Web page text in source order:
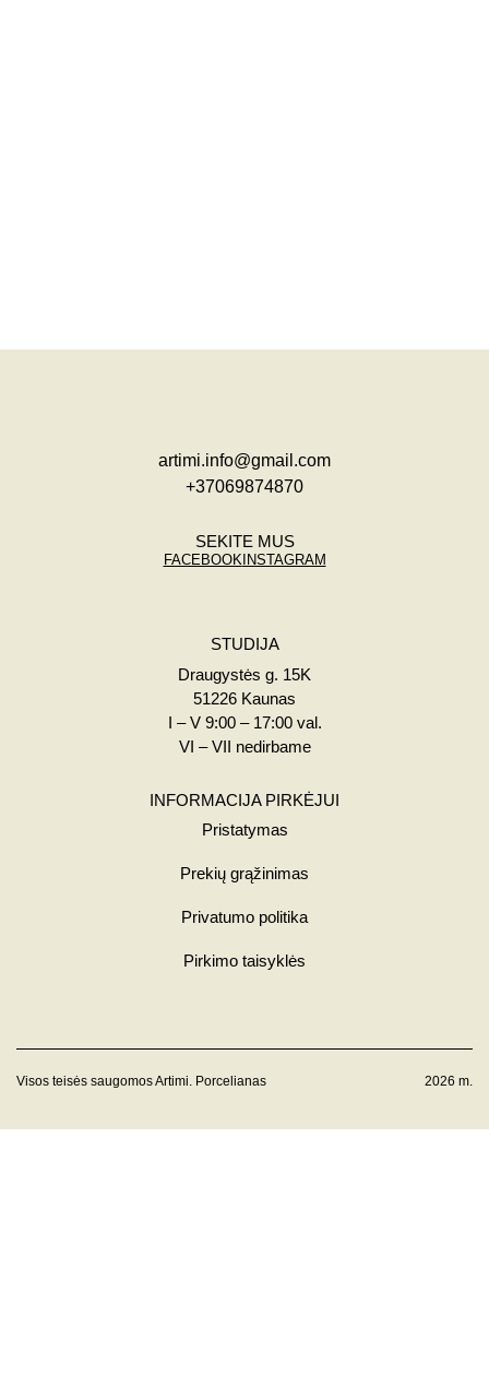
artimi.info@gmail.com
+37069874870
STUDIJA
Draugystės g. 15K
51226 Kaunas
I – V 9:00 – 17:00 val.
VI – VII nedirbame
INFORMACIJA PIRKĖJUI
Pristatymas
Prekių grąžinimas
Privatumo politika
Pirkimo taisyklės
SEKITE MUS
FACEBOOKINSTAGRAM
Visos teisės saugomos Artimi. Porcelianas 2026 m.